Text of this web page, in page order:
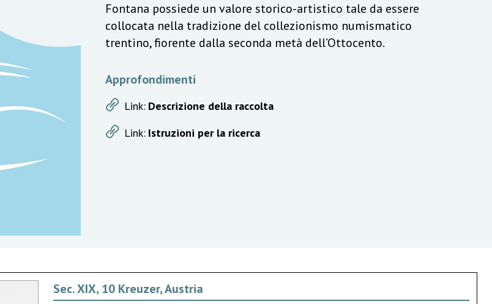
Fontana possiede un valore storico-artistico tale da essere
collocata nella tradizione del collezionismo numismatico
trentino, fiorente dalla seconda metà dell’Ottocento.
Approfondimenti
Link: Descrizione della raccolta
Link: Istruzioni per la ricerca
Sec. XIX, 10 Kreuzer, Austria